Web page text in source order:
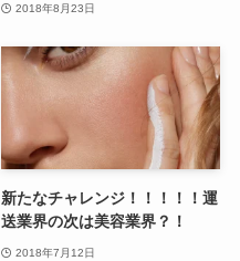
2018年8月23日
新たなチャレンジ！！！！！運
送業界の次は美容業界？！
2018年7月12日